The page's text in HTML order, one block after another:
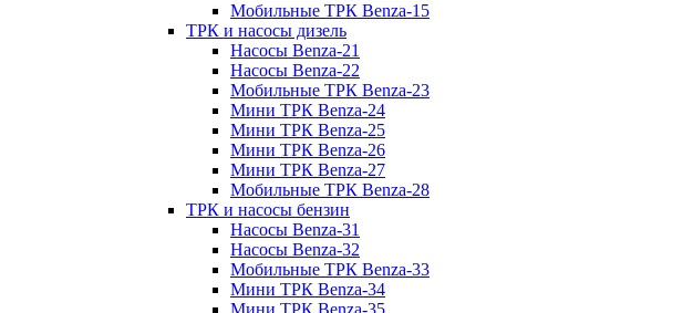
Мобильные ТРК Benza-15
ТРК и насосы дизель
Насосы Benza-21
Насосы Benza-22
Мобильные ТРК Benza-23
Мини ТРК Benza-24
Мини ТРК Benza-25
Мини ТРК Benza-26
Мини ТРК Benza-27
Мобильные ТРК Benza-28
ТРК и насосы бензин
Насосы Benza-31
Насосы Benza-32
Мобильные ТРК Benza-33
Мини ТРК Benza-34
Мини ТРК Benza-35